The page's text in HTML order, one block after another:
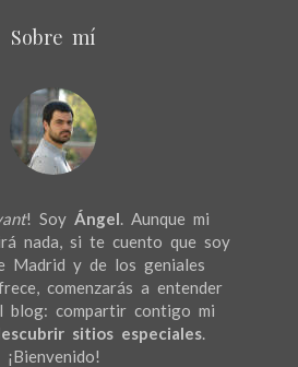
Sobre mí
! Soy Ángel. Aunque mi
nada, si te cuento que soy
Madrid y de los geniales
comenzarás a entender
blog: compartir contigo mi
sitios especiales.
¡Bienvenido!